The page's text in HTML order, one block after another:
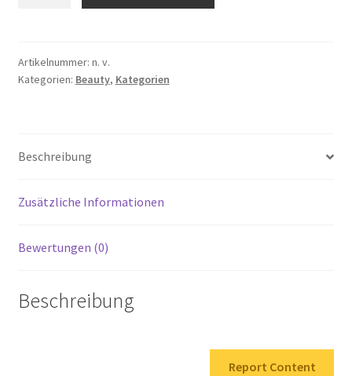
50
ml
Artikelnummer: n. v.
Kategorien: Beauty, Kategorien
Beschreibung
Zusätzliche Informationen
Bewertungen (0)
Beschreibung
Report Content